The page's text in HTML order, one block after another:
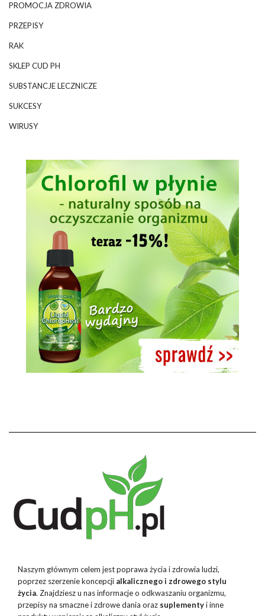
PROMOCJA ZDROWIA
PRZEPISY
RAK
SKLEP CUD PH
SUBSTANCJE LECZNICZE
SUKCESY
WIRUSY
Naszym głównym celem jest poprawa życia i zdrowia ludzi,
poprzez szerzenie koncepcji alkalicznego i zdrowego stylu
życia. Znajdziesz u nas informacje o odkwaszaniu organizmu,
przepisy na smaczne i zdrowe dania oraz suplementyi inne